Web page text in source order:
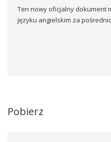
Ten nowy oficjalny dokument
języku angielskim za
Pobierz